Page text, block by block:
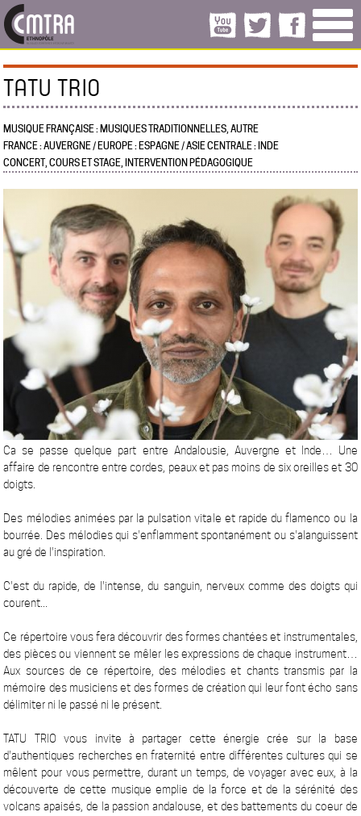
TATU TRIO
MUSIQUE FRANÇAISE : MUSIQUES TRADITIONNELLES, AUTRE
FRANCE : AUVERGNE / EUROPE : ESPAGNE / ASIE CENTRALE : INDE
CONCERT, COURS ET STAGE, INTERVENTION PÉDAGOGIQUE
Ca se passe quelque part entre Andalousie, Auvergne et Inde… Une
affaire de rencontre entre cordes, peaux et pas moins de six oreilles et 30
doigts.
Des mélodies animées par la pulsation vitale et rapide du flamenco ou la
bourrée. Des mélodies qui s'enflamment spontanément ou s'alanguissent
au gré de l'inspiration.
C'est du rapide, de l'intense, du sanguin, nerveux comme des doigts qui
courent...
Ce répertoire vous fera découvrir des formes chantées et instrumentales,
des pièces ou viennent se mêler les expressions de chaque instrument…
Aux sources de ce répertoire, des mélodies et chants transmis par la
mémoire des musiciens et des formes de création qui leur font écho sans
délimiter ni le passé ni le présent.
TATU TRIO vous invite à partager cette énergie crée sur la base
d'authentiques recherches en fraternité entre différentes cultures qui se
mêlent pour vous permettre, durant un temps, de voyager avec eux, à la
découverte de cette musique emplie de la force et de la sérénité des
volcans apaisés, de la passion andalouse, et des battements du coeur de